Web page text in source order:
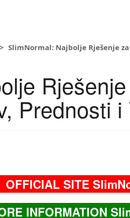
SlimNormal: Najbolje Rješenje
Prednosti i
OFFICIAL SITE
INFORMATION